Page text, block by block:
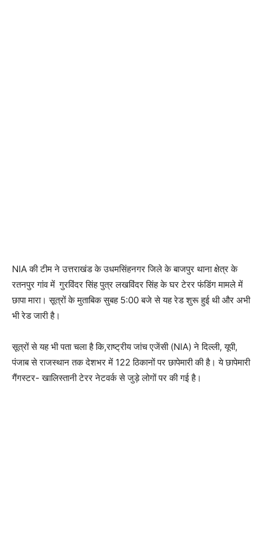
NIA की टीम ने उत्तराखंड के उधमसिंहनगर जिले के बाजपुर थाना क्षेत्र के
रतनपुर गांव में गुरविंदर सिंह पुत्र लखविंदर सिंह के घर टेरर फंडिंग मामले में
छापा मारा। सूत्रों के मुताबिक सुबह 5:00 बजे से यह रेड शुरू हुई थी और अभी
भी रेड जारी है।
सूत्रों से यह भी पता चला है कि,राष्ट्रीय जांच एजेंसी (NIA) ने दिल्ली, यूपी,
पंजाब से राजस्थान तक देशभर में 122 ठिकानों पर छापेमारी की है। ये छापेमारी
गैंगस्टर- खालिस्तानी टेरर नेटवर्क से जुड़े लोगों पर की गई है।